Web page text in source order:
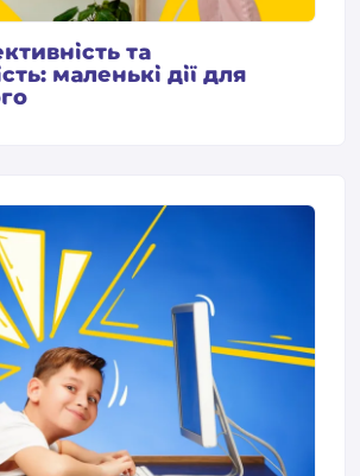
та
маленькі дії для